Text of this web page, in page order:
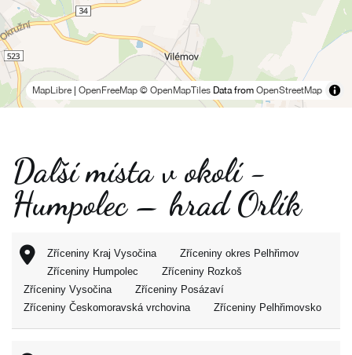
MapLibre OpenFreeMap © OpenMapTiles Data from OpenStreetMap
Další místa v okolí -
Humpolec – hrad Orlík
Zříceniny Kraj Vysočina
Zříceniny okres Pelhřimov
Zříceniny Humpolec
Zříceniny Rozkoš
Zříceniny Vysočina
Zříceniny Posázaví
Zříceniny Českomoravská vrchovina
Zříceniny Pelhřimovsko